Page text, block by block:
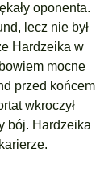
oponenta.
lecz nie był
Hardzeika w
mocne
przed końcem
wkroczył
bój. Hardzeika